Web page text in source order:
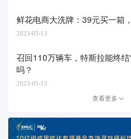
鲜花电商大洗牌：39元买一箱
2023-05-13
召回110万辆车，特斯拉能终结
吗？
2023-05-13
查看更多